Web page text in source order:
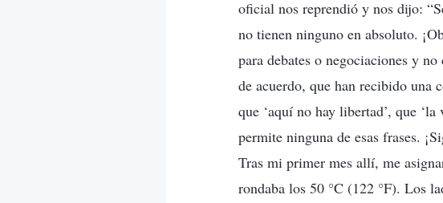
oficial nos reprendió y nos dijo:
no tienen ninguno en absoluto.
para debates o negociaciones y
de acuerdo, que han recibido una
que ‘aquí no hay libertad’, que
permite ninguna de esas frases.
Tras mi primer mes allí, me
rondaba los 50 °C (122 °F). Los